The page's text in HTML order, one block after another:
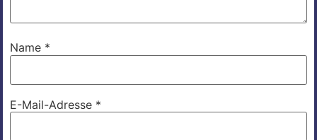
Name *
E-Mail-Adresse *